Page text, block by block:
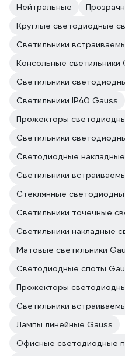
Нейтральные
Круглые светодиодные
Светильники
Консольные светильники
Светильники
Светильники IP40 Gauss
Светильники
Светодиодные
Стеклянные
Светильники накладные
Матовые светильники
Светодиодные споты
Прожекторы
Лампы линейные Gauss
Офисные светодиодные